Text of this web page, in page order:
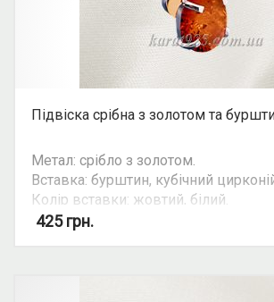
Підвіска срібна з золотом та
Метал: срібло з золотом.
Вставка: бурштин, кубічний
Колір вставки: жовтий, білий.
Вид: овальний камінь.
425грн.